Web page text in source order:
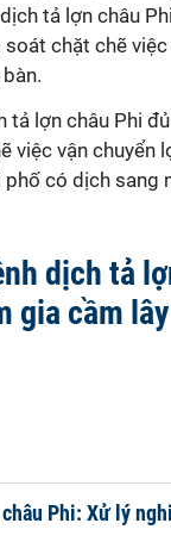
tả lợn châu
chặt chẽ
tả lợn châu Phi
việc vận chuyển
phố có dịch sang
dịch tả
gia cầm lây
Phi: Xử lý